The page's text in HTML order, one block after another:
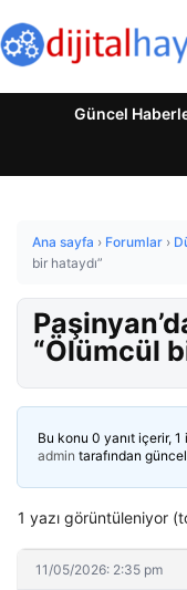
Güncel
Ana sayfa › Forumlar ›
bir hataydı”
“Ölümcül
Bu konu 0 yanıt içerir,
admin tarafından
1 yazı görüntüleniyor
11/05/2026: 2:35 pm